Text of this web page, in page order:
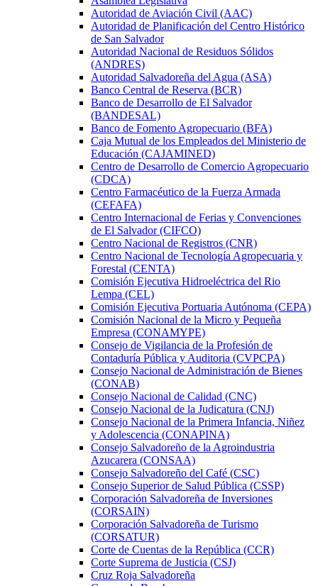
Autoridad de Aviación Civil (AAC)
Autoridad de Planificación del Centro Histórico
de San Salvador
Autoridad Nacional de Residuos Sólidos
(ANDRES)
Autoridad Salvadoreña del Agua (ASA)
Banco Central de Reserva (BCR)
Banco de Desarrollo de El Salvador
(BANDESAL)
Banco de Fomento Agropecuario (BFA)
Caja Mutual de los Empleados del Ministerio de
Educación (CAJAMINED)
Centro de Desarrollo de Comercio Agropecuario
(CDCA)
Centro Farmacéutico de la Fuerza Armada
(CEFAFA)
Centro Internacional de Ferias y Convenciones
de El Salvador (CIFCO)
Centro Nacional de Registros (CNR)
Centro Nacional de Tecnología Agropecuaria y
Forestal (CENTA)
Comisión Ejecutiva Hidroeléctrica del Rio
Lempa (CEL)
Comisión Ejecutiva Portuaria Autónoma (CEPA)
Comisión Nacional de la Micro y Pequeña
Empresa (CONAMYPE)
Consejo de Vigilancia de la Profesión de
Contaduría Pública y Auditoria (CVPCPA)
Consejo Nacional de Administración de Bienes
(CONAB)
Consejo Nacional de Calidad (CNC)
Consejo Nacional de la Judicatura (CNJ)
Consejo Nacional de la Primera Infancia, Niñez
y Adolescencia (CONAPINA)
Consejo Salvadoreño de la Agroindustria
Azucarera (CONSAA)
Consejo Salvadoreño del Café (CSC)
Consejo Superior de Salud Pública (CSSP)
Corporación Salvadoreña de Inversiones
(CORSAIN)
Corporación Salvadoreña de Turismo
(CORSATUR)
Corte de Cuentas de la República (CCR)
Corte Suprema de Justicia (CSJ)
Cruz Roja Salvadoreña